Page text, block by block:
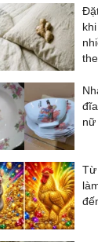
nữ
Từ